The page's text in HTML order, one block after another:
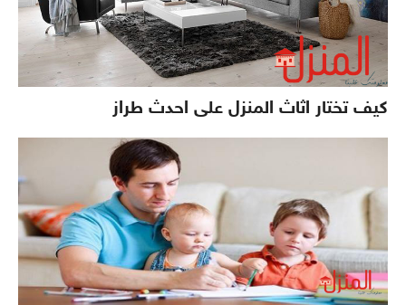
كيف تختار اثاث المنزل على احدث طراز